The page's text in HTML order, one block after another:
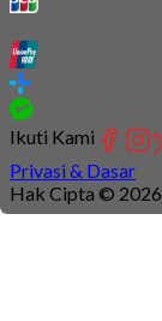
Ikuti Kami
Privasi & Dasar
Hak Cipta ©
Connection